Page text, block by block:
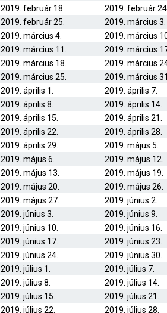
2019. február 18.
2019. február
2019. február 25.
2019. március 3.
2019. március 4.
2019. március
2019. március 11.
2019. március
2019. március 18.
2019. március
2019. március 25.
2019. március
2019. április 1.
2019. április 7.
2019. április 8.
2019. április 14.
2019. április 15.
2019. április 21.
2019. április 22.
2019. április 28.
2019. április 29.
2019. május 5.
2019. május 6.
2019. május 12.
2019. május 13.
2019. május 19.
2019. május 20.
2019. május 26.
2019. május 27.
2019. június 2.
2019. június 3.
2019. június 9.
2019. június 10.
2019. június 16.
2019. június 17.
2019. június 23.
2019. június 24.
2019. június 30.
2019. július 1.
2019. július 7.
2019. július 8.
2019. július 14.
2019. július 15.
2019. július 21.
2019. július 22.
2019. július 28.